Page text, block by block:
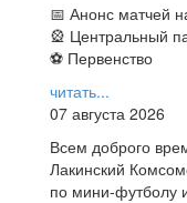
📅 Анонс матчей
🎡 Центральный
⚽ Первенство
читать...
07 августа 2026
Всем доброго
Лакинский
по мини-футболу